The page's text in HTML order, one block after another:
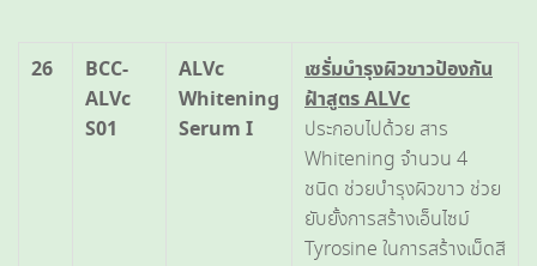
26
BCC-
ALVc
S01
ALVc
Whitening
Serum I
เซรั่มบำรุงผิวขาวป้องกัน
ฝ้าสูตรALVc
ประกอบไปด้วย สาร
Whitening จำนวน 4
ชนิด ช่วยบำรุงผิวขาว ช่วย
ยับยั้งการสร้างเอ็นไซม์
Tyrosine ในการสร้างเม็ดสี